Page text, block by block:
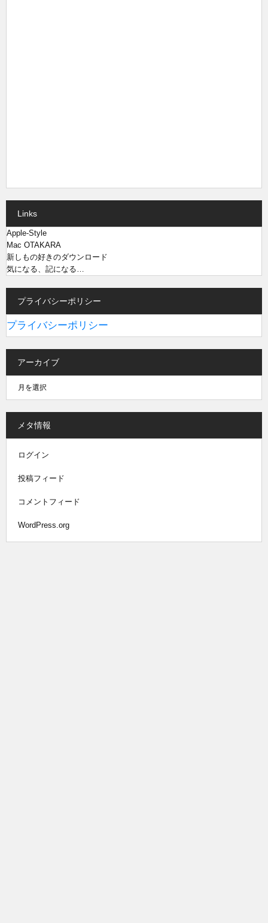
Links
Apple-Style
Mac OTAKARA
新しもの好きのダウンロード
気になる、記になる…
プライバシーポリシー
プライバシーポリシー
アーカイブ
メタ情報
ログイン
投稿フィード
コメントフィード
WordPress.org